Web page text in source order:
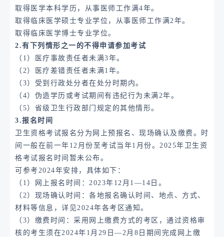
取得医学本科学历，从事医师工作满4年。
取得临床医学硕士专业学位，从事医师工作满2年。
取得临床医学博士专业学位。
2.有下列情形之一的不得申请参加考试
（1）医疗事故责任者未满3年。
（2）医疗差错责任者未满1年。
（3）受到行政处分者在处分时期内。
（4）伪造学历或考试期间有违纪行为未满2年。
（5）省级卫生行政部门规定的其他情形。
3.报名时间
卫生资格考试报名分为网上预报名、现场确认及缴费。时
间一般在前一年12月份至考试当年1月份。2025年卫生资
格考试报名时间暂未公布。
可参考2024年安排，具体如下：
（1）网上报名时间：2023年12月1—14日。
（2）现场确认时间：各地报名确认时间、地点、方式、
材料等信息，详见2024年各考区通知。
（3）缴费时间：采用网上缴费方式的考区，通过资格审
核的考生须在2024年1月29日—2月8日期间完成网上缴